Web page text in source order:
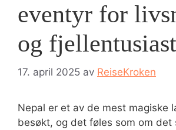
eventyr for
og
17. april 2025 av ReiseKroken
Nepal er et av de mest magiske
besøkt, og det føles som om det